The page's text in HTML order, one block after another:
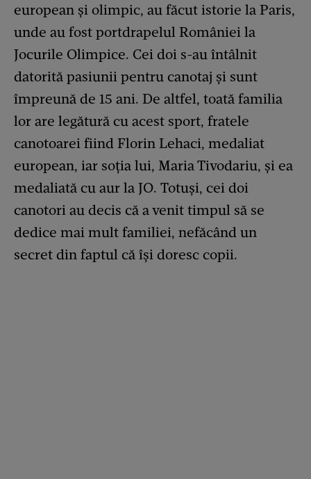
european și olimpic, au făcut istorie la Paris,
unde au fost portdrapelul României la
Jocurile Olimpice. Cei doi s-au întâlnit
datorită pasiunii pentru canotaj și sunt
împreună de 15 ani. De altfel, toată familia
lor are legătură cu acest sport, fratele
canotoarei fiind Florin Lehaci, medaliat
european, iar soția lui, Maria Tivodariu, și ea
medaliată cu aur la JO. Totuși, cei doi
canotori au decis că a venit timpul să se
dedice mai mult familiei, nefăcând un
secret din faptul că își doresc copii.